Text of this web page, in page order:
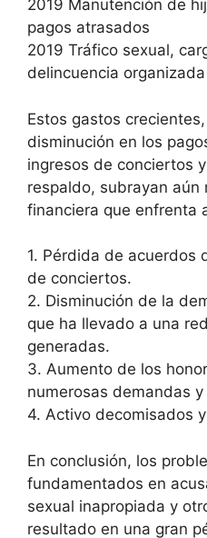
2019 Manutención de
pagos atrasados
2019 Tráfico sexual,
delincuencia
Estos gastos
disminución en los
ingresos de conciertos
respaldo, subrayan aún
financiera que enfrenta
1. Pérdida de acuerdos
de conciertos.
2. Disminución de la
que ha llevado a una
generadas.
3. Aumento de los
numerosas demandas
4. Activo decomisados
En conclusión, los
fundamentados en
sexual inapropiada y
resultado en una gran